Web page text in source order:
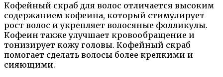
Кофейный скраб для волос отличается высоким
содержанием кофеина, который стимулирует
рост волос и укрепляет волосяные фолликулы.
Кофеин также улучшает кровообращение и
тонизирует кожу головы. Кофейный скраб
помогает сделать волосы более крепкими и
сияющими.